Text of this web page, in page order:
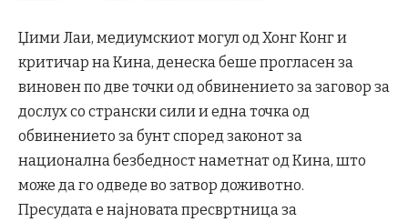
Џими Лаи, медиумскиот могул од Хонг Конг и
критичар на Кина, денеска беше прогласен за
виновен по две точки од обвинението за заговор за
дослух со странски сили и една точка од
обвинението за бунт според законот за
национална безбедност наметнат од Кина, што
може да го одведе во затвор доживотно.
Пресудата е најновата пресвртница за